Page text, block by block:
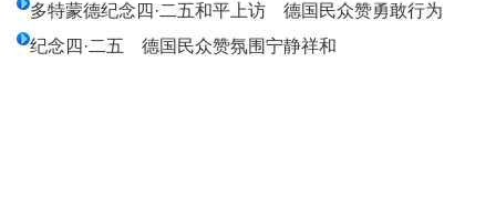
多特蒙德纪念四·二五和平上访 德国民众赞勇敢行为
纪念四·二五 德国民众赞氛围宁静祥和